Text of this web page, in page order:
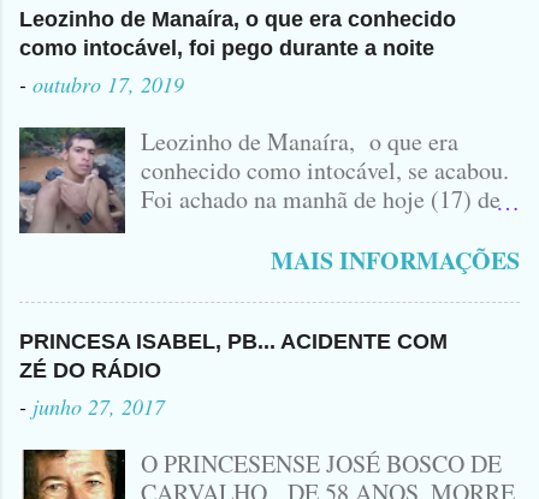
Leozinho de Manaíra, o que era conhecido
como intocável, foi pego durante a noite
- outubro 17, 2019
Leozinho de Manaíra, o que era
conhecido como intocável, se acabou.
Foi achado na manhã de hoje (17) de
no Sertão da Paraíba, o Lendário
Leozinho . Segundo informações , o
Criminoso Leonardo, 22 anos, foi
atingido com disparo de calibre 12. O
Procurado pela Justiça havia matado
a Namorada dele, Fabrícia Nogueira ,
Peixeira. Ele deu mais de 10 Facadas
na Adolescente.
MAIS INFORMAÇÕES
PRINCESA ISABEL, PB... ACIDENTE COM
ZÉ DO RÁDIO
- junho 27, 2017
O PRINCESENSE JOSÉ BOSCO DE
CARVALHO, DE 58 ANOS, MORRE